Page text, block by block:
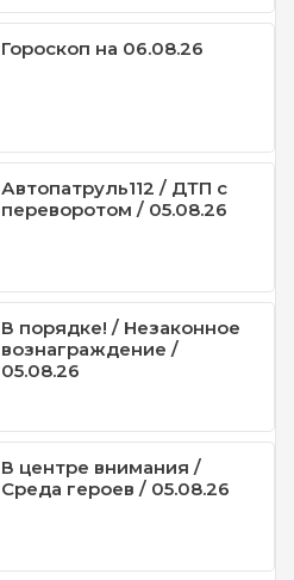
Гороскоп на 06.08.26
Автопатруль112 / ДТП с
переворотом / 05.08.26
В порядке! / Незаконное
вознаграждение /
05.08.26
В центре внимания /
Среда героев / 05.08.26